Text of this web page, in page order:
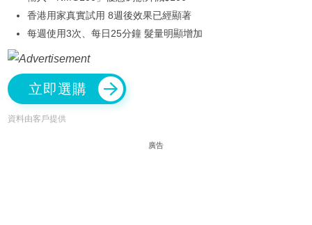
香港用家真實試用 8週後效果已經顯著
每週使用3次、每日25分鐘 髮量明顯增加
立即選購
資料由客戶提供
廣告